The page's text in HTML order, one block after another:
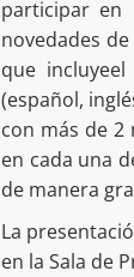
participar en
novedades
que
(español,
con más de
en cada una
de manera
La
en la Sala de